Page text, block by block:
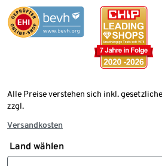
Alle Preise verstehen sich inkl.
zzgl.
Versandkosten
Land wählen